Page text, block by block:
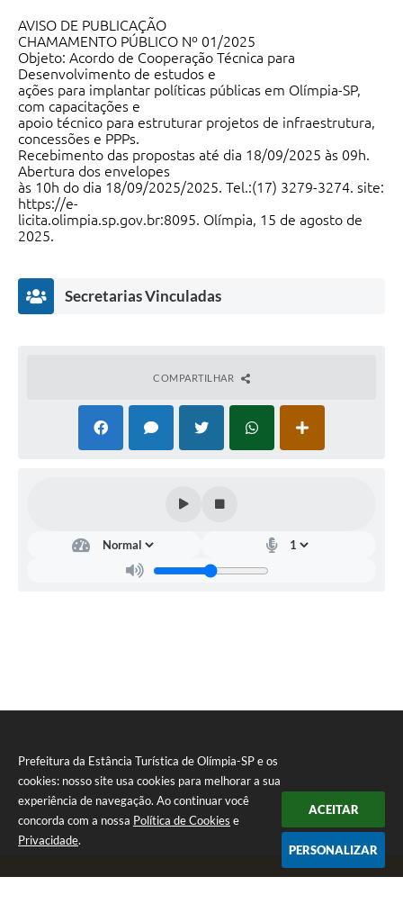
Prefeitura da Estância Turística de Olímpia-SP e os
cookies: nosso site usa cookies para melhorar a sua
experiência de navegação. Ao continuar você
concorda com a nossa Política de Cookies e
Privacidade.
ACEITAR
PERSONALIZAR
AVISO DE PUBLICAÇÃO
CHAMAMENTO PÚBLICO Nº 01/2025
Objeto: Acordo de Cooperação Técnica para
Desenvolvimento de estudos e
ações para implantar políticas públicas em Olímpia-SP,
com capacitações e
apoio técnico para estruturar projetos de infraestrutura,
concessões e PPPs.
Recebimento das propostas até dia 18/09/2025 às 09h.
Abertura dos envelopes
às 10h do dia 18/09/2025/2025. Tel.:(17) 3279-3274. site:
https://e-
licita.olimpia.sp.gov.br:8095. Olímpia, 15 de agosto de
2025.
Secretarias Vinculadas
Institucionais
COMPARTILHAR